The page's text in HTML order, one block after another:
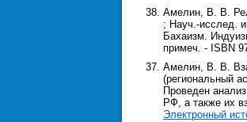
Амелин, В. В.
; Науч.-исслед.
Бахаизм.
примеч. - ISBN
Амелин, В. В.
(региональный
Проведен
РФ, а также их
Электронный